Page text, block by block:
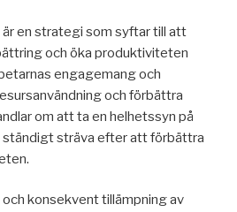
en strategi som syftar till att
och öka produktiviteten
engagemang och
och förbättra
om att ta en helhetssyn på
sträva efter att förbättra
konsekvent tillämpning av